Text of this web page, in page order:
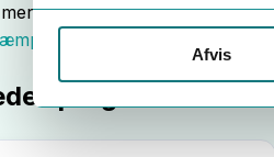
Afvis
systematisk med fælder,
spørgsmål om